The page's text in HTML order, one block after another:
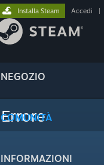
NEGOZIO
COMUNITÀ
INFORMAZIONI
Installa Steam Accedi
Errore